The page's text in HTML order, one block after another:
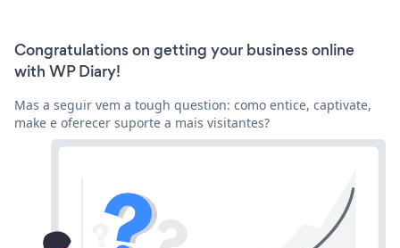
Congratulations on getting your business online
with WP Diary!
Mas a seguir vem a tough question: como entice, captivate,
make e oferecer suporte a mais visitantes?